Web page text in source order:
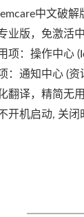
中文破解
业版，免激活
项：操作中心
：通知中心 (
翻译，精简无
开机启动, 关